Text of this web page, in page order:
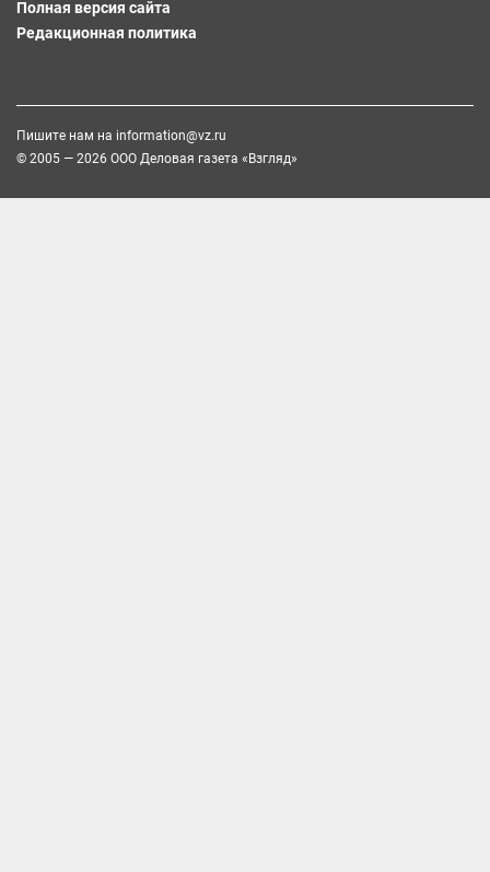
Полная версия сайта
Редакционная политика
Пишите нам на information@vz.ru
© 2005 — 2026 ООО Деловая газета «Взгляд»